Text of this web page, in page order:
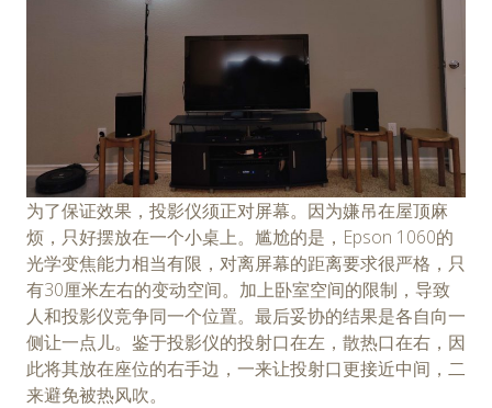
为了保证效果，投影仪须正对屏幕。因为嫌吊在屋顶麻
烦，只好摆放在一个小桌上。尴尬的是，Epson 1060的
光学变焦能力相当有限，对离屏幕的距离要求很严格，只
有30厘米左右的变动空间。加上卧室空间的限制，导致
人和投影仪竞争同一个位置。最后妥协的结果是各自向一
侧让一点儿。鉴于投影仪的投射口在左，散热口在右，因
此将其放在座位的右手边，一来让投射口更接近中间，二
来避免被热风吹。